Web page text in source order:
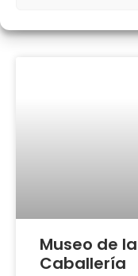
Museo de
Caballería